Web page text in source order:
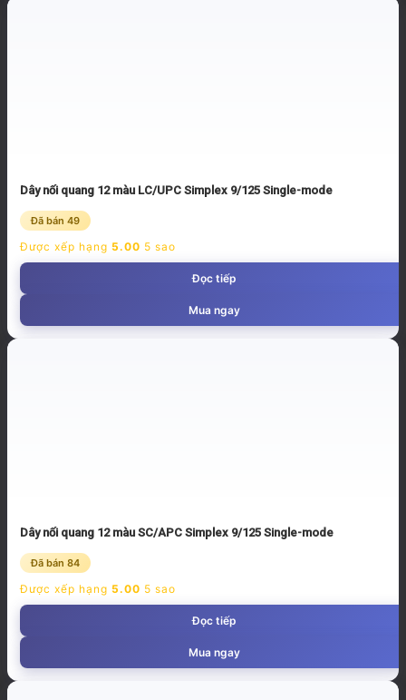
Dây nối quang 12 màu LC/UPC Simplex 9/125 Single-mode
Đã bán 49
Được xếp hạng 5.00 5 sao
Đọc tiếp
Mua ngay
Dây nối quang 12 màu SC/APC Simplex 9/125 Single-mode
Đã bán 84
Được xếp hạng 5.00 5 sao
Đọc tiếp
Mua ngay